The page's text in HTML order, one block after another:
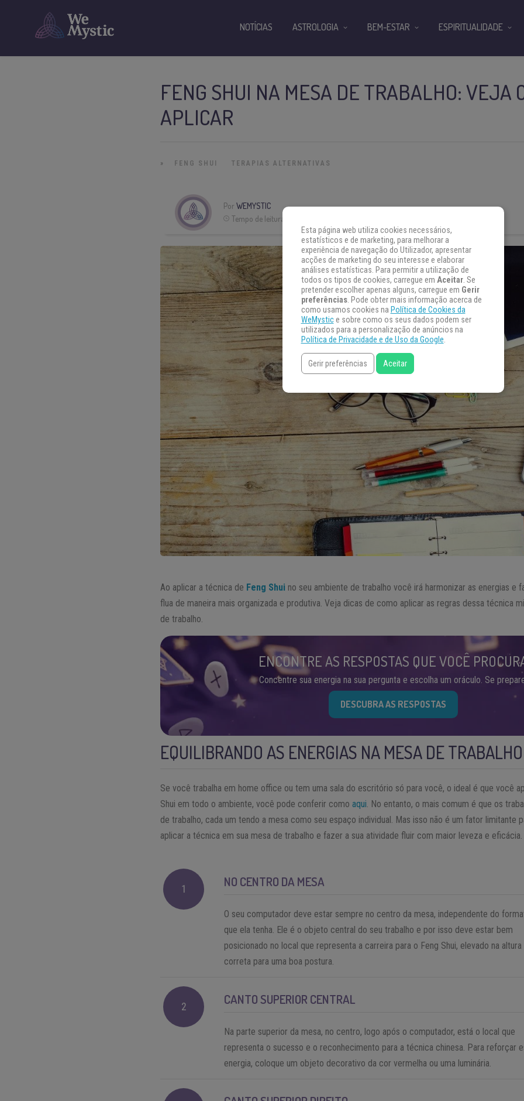
FENG SHUI NA MESA DE TRABALHO: VEJA
APLICAR
» FENG SHUI TERAPIAS ALTERNATIVAS
Por WEMYSTIC
Tempo de leitura:
Ao aplicar a técnica de Feng Shui no seu ambiente de trabalho você irá harmonizar as energias e
flua de maneira mais organizada e produtiva. Veja dicas de como aplicar as regras dessa técnica
de trabalho.
ENCONTRE AS RESPOSTAS QUE VOCÊ
Concentre sua energia na sua pergunta e escolha um oráculo. Se
DESCUBRA AS RESPOSTAS
EQUILIBRANDO AS ENERGIAS NA MESA DE TRABALHO
Se você trabalha em home office ou tem uma sala do escritório só para você, o ideal é que você
Shui em todo o ambiente, você pode conferir comoaqui. No entanto, o mais comum é que os
de trabalho, cada um tendo a mesa como seu espaço individual. Mas isso não é um fator limitante
aplicar a técnica em sua mesa de trabalho e fazer a sua atividade fluir com maior leveza e eficácia.
1 NO CENTRO DA MESA
O seu computador deve estar sempre no centro da mesa, independente do
que ela tenha. Ele é o objeto central do seu trabalho e por isso deve estar bem
posicionado no local que representa a carreira para o Feng Shui, elevado na altura
correta para uma boa postura.
2 CANTO SUPERIOR CENTRAL
Na parte superior da mesa, no centro, logo após o computador, está o local que
representa o sucesso e o reconhecimento para a técnica chinesa. Para reforçar
energia, coloque um objeto decorativo da cor vermelha ou uma luminária.
NOTÍCIAS ASTROLOGIA BEM-ESTAR ESPIRITUALIDADE
Esta página web utiliza cookies necessários,
estatísticos e de marketing, para melhorar a
experiência de navegação do Utilizador, apresentar
acções de marketing do seu interesse e elaborar
análises estatísticas. Para permitir a utilização de
todos os tipos de cookies, carregue em Aceitar. Se
pretender escolher apenas alguns, carregue em Gerir
preferências. Pode obter mais informação acerca de
como usamos cookies na Política de Cookies da
WeMystice sobre como os seus dados podem ser
utilizados para a personalização de anúncios na
Política de Privacidade e de Uso da Google.
Gerir preferências Aceitar